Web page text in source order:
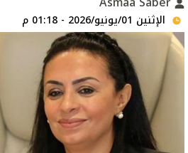
الإثنين 01/يونيو/2026 - 01:18 م